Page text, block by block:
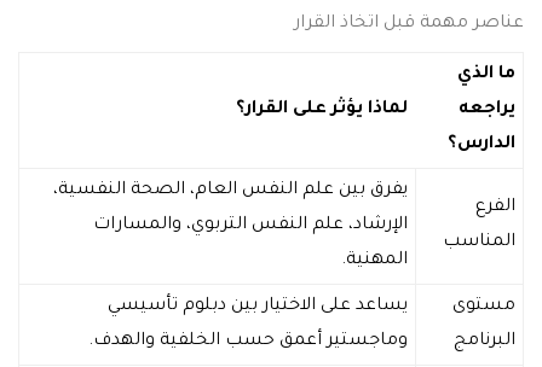
عناصر مهمة قبل اتخاذ القرار
ما الذي
يراجعه
الدارس؟
لماذا يؤثر على القرار؟
الفرع
المناسب
يفرق بين علم النفس العام، الصحة النفسية،
الإرشاد، علم النفس التربوي، والمسارات
المهنية.
مستوى
البرنامج
يساعد على الاختيار بين دبلوم تأسيسي
وماجستير أعمق حسب الخلفية والهدف.